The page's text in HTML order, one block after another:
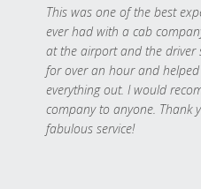
This was one of the best
ever had with a cab
at the airport and the driver
for over an hour and
everything out. I would
company to anyone. Thank
fabulous service!